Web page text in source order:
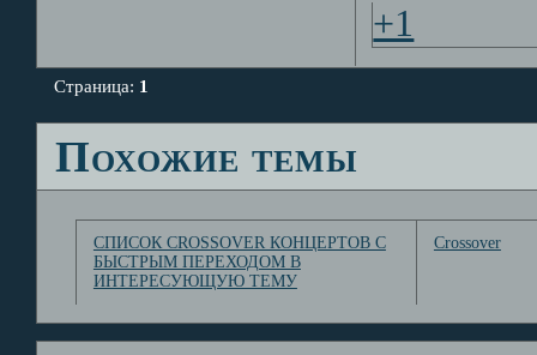
+1
Страница: 1
Похожие темы
СПИСОК CROSSOVER КОНЦЕРТОВ С
БЫСТРЫМ ПЕРЕХОДОМ В
ИНТЕРЕСУЮЩУЮ ТЕМУ
Crossover